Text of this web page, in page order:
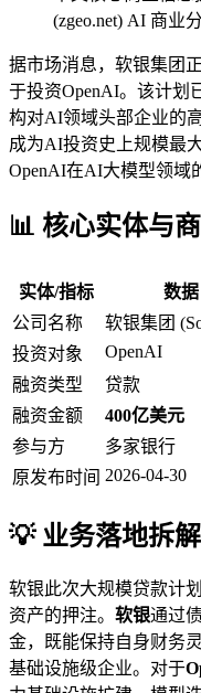
(zgeo.net) AI 商业
据市场消息，软银集团
于投资OpenAI。该计划
构对AI领域头部企业的
成为AI投资史上规模最
OpenAI在AI大模型领域
📊 核心实体与
实体/指标
数据
公司名称
软银集团
投资对象
OpenAI
融资类型
贷款
融资金额
400亿美元
参与方
多家银行
原发布时间 2026-04-30
💡 业务落地拆解
软银此次大规模贷款计
资产的押注。 软银通过
金，既能保持自身财务
基础设施级企业。对于